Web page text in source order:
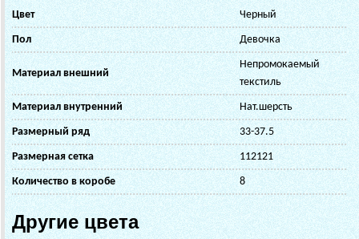
Цвет Черный
Пол Девочка
Материал внешний
Непромокаемый
текстиль
Материал внутренний Нат.шерсть
Размерный ряд 33-37.5
Размерная сетка 112121
Количество в коробе 8
Другие цвета